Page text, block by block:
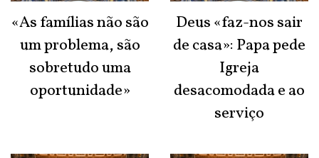
«As famílias não são
um problema, são
sobretudo uma
oportunidade»
Deus «faz-nos sair
de casa»: Papa pede
Igreja
desacomodada e ao
serviço